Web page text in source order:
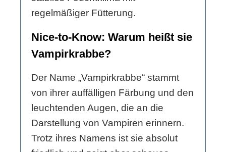
regelmäßiger Fütterung.
Nice-to-Know: Warum heißt sie
Vampirkrabbe?
Der Name „Vampirkrabbe“ stammt
von ihrer auffälligen Färbung und den
leuchtenden Augen, die an die
Darstellung von Vampiren erinnern.
Trotz ihres Namens ist sie absolut